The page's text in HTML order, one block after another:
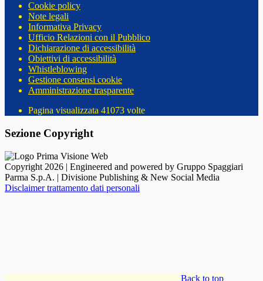
Cookie policy
Note legali
Informativa Privacy
Ufficio Relazioni con il Pubblico
Dichiarazione di accessibilità
Obiettivi di accessibilità
Whistleblowing
Gestione consensi cookie
Amministrazione trasparente
Pagina visualizzata 41073 volte
Sezione Copyright
Copyright 2026 | Engineered and powered by Gruppo Spaggiari
Parma S.p.A. | Divisione Publishing & New Social Media
Disclaimer trattamento dati personali
Back to top